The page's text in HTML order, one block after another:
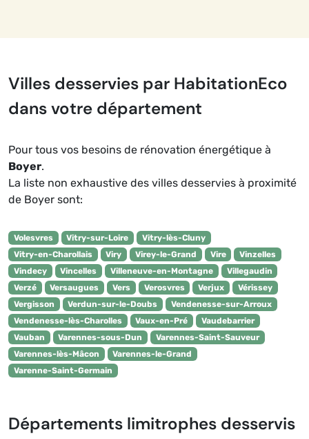
Villes desservies par HabitationEco
dans votre département
Pour tous vos besoins de rénovation énergétique à
Boyer.
La liste non exhaustive des villes desservies à proximité
de Boyer sont:
Volesvres Vitry-sur-Loire
Vitry-lès-Cluny
Vitry-en-Charollais
Viry Virey-le-Grand Vire
Vinzelles
Vindecy
Vincelles Villeneuve-en-Montagne
Villegaudin
Verzé
Versaugues Vers Verosvres Verjux
Vérissey
Vergisson
Verdun-sur-le-Doubs
Vendenesse-sur-Arroux
Vendenesse-lès-Charolles
Vaux-en-Pré
Vaudebarrier
Vauban
Varennes-sous-Dun
Varennes-Saint-Sauveur
Varennes-lès-Mâcon
Varennes-le-Grand
Varenne-Saint-Germain
Départements limitrophes desservis